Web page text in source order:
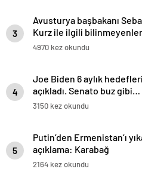
3
Avusturya başbakanı
Kurz ile ilgili bilinmeyenler
4970 kez okundu
4
Joe Biden 6 aylık
açıkladı. Senato buz gibi…
3150 kez okundu
5
Putin’den Ermenistan’ı
açıklama: Karabağ
Azerbaycan’ın ayrılmaz bir
2164 kez okundu